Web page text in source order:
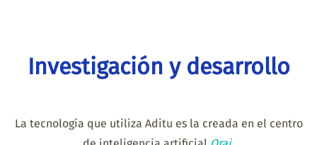
Investigación y desarrollo
La tecnología que utiliza Aditu es la creada en el centro